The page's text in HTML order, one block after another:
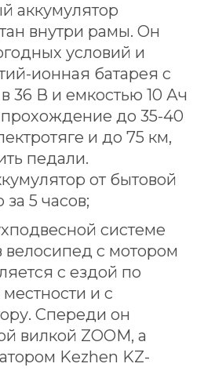
аккумулятор
внутри рамы. Он
условий и
ионная батарея с
36 В и емкостью 10 Ач
прохождение до 35-40
и до 75 км,
педали.
от бытовой
5 часов;
системе
велосипед с мотором
с ездой по
и с
Спереди он
вилкой ZOOM, а
Kezhen KZ-